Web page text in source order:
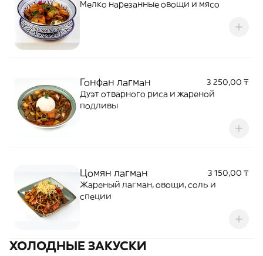
Мелко нарезанные овощи и мясо
Гонфан лагман
3 250,00 ₸
Дуэт отварного риса и жареной
подливы
Цомян лагман
3 150,00 ₸
Жареный лагман, овощи, соль и
специи
ХОЛОДНЫЕ ЗАКУСКИ